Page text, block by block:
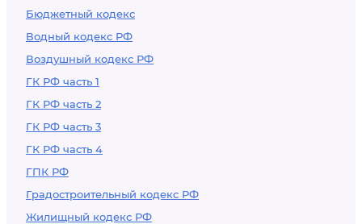
Бюджетный кодекс
Водный кодекс РФ
Воздушный кодекс РФ
ГК РФ часть 1
ГК РФ часть 2
ГК РФ часть 3
ГК РФ часть 4
ГПК РФ
Градостроительный кодекс РФ
Жилищный кодекс РФ